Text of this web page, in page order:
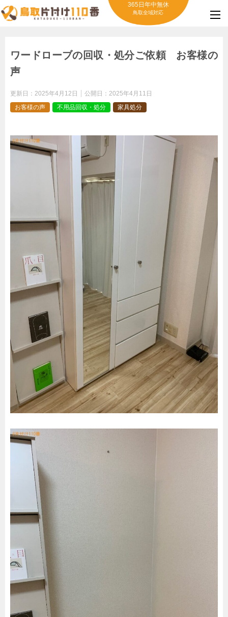
365日年中無休
鳥取全域対応
ワードローブの回収・処分ご依頼 お客様の
声
更新日： 2025年4月12日 公開日： 2025年4月11日
お客様の声
不用品回収・処分 家具処分